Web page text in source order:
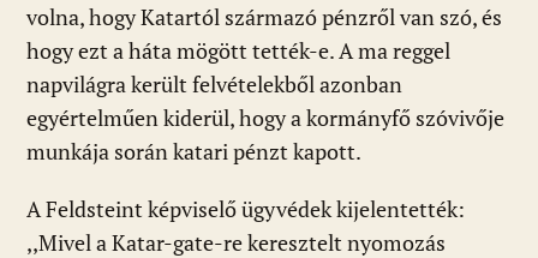
volna, hogy Katartól származó pénzről van szó, és
hogy ezt a háta mögött tették-e. A ma reggel
napvilágra került felvételekből azonban
egyértelműen kiderül, hogy a kormányfő szóvivője
munkája során katari pénzt kapott.
A Feldsteint képviselő ügyvédek kijelentették:
,,Mivel a Katar-gate-re keresztelt nyomozás